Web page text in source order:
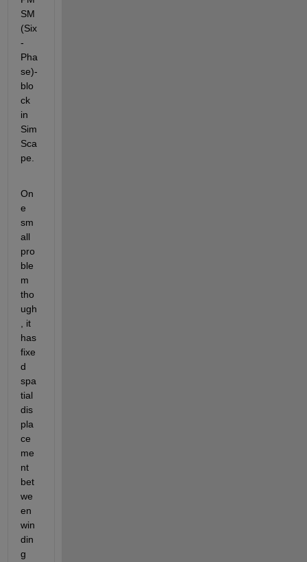
SM
(Six
-
Pha
se)-
blo
ck
in
Sim
Sca
pe.
On
e
sm
all
pro
ble
m
tho
ugh
, it
has
fixe
d
spa
tial
dis
pla
ce
me
nt
bet
we
en
win
din
g